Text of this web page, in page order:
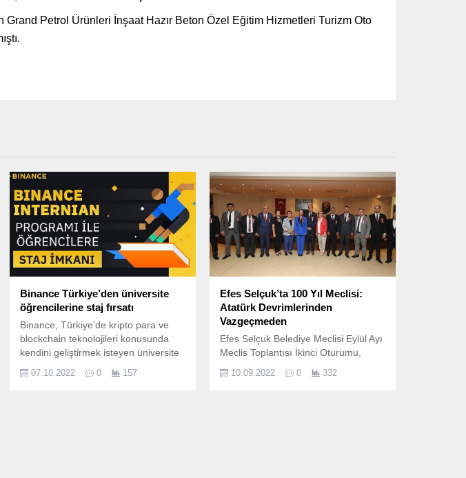
Petrol Ürünleri İnşaat Hazır Beton Özel Eğitim Hizmetleri Turizm Oto
Binance Türkiye’den üniversite
öğrencilerine staj fırsatı
Binance, Türkiye’de kripto para ve
blockchain teknolojileri konusunda
kendini geliştirmek isteyen üniversite
staj programını hayata geçiriyor.
07.10.2022 0 157
Efes Selçuk’ta 100 Yıl Meclisi:
Atatürk Devrimlerinden
Vazgeçmeden
Efes Selçuk Belediye Meclisi Eylül Ayı
Meclis Toplantısı İkinci Oturumu,
10.09.2022 0 332